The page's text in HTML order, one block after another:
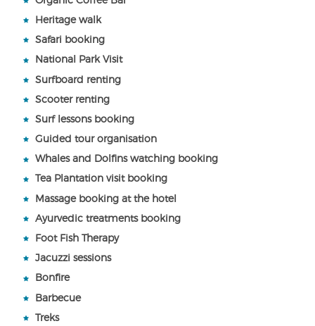
Heritage walk
Safari booking
National Park Visit
Surfboard renting
Scooter renting
Surf lessons booking
Guided tour organisation
Whales and Dolfins watching booking
Tea Plantation visit booking
Massage booking at the hotel
Ayurvedic treatments booking
Foot Fish Therapy
Jacuzzi sessions
Bonfire
Barbecue
Treks